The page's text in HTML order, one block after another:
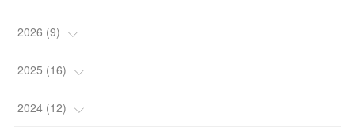
2026 (9)
(1)
( 2)
2025 (16)
( 2)
2024 (12)